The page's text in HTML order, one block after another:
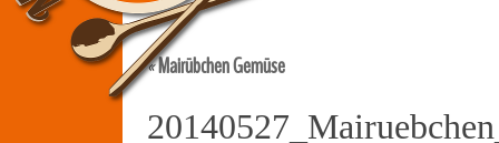
«Mairübchen Gemüse